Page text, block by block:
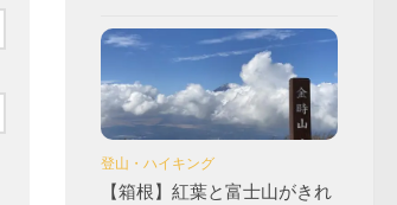
登山・ハイキング
【箱根】紅葉と富士山がきれ